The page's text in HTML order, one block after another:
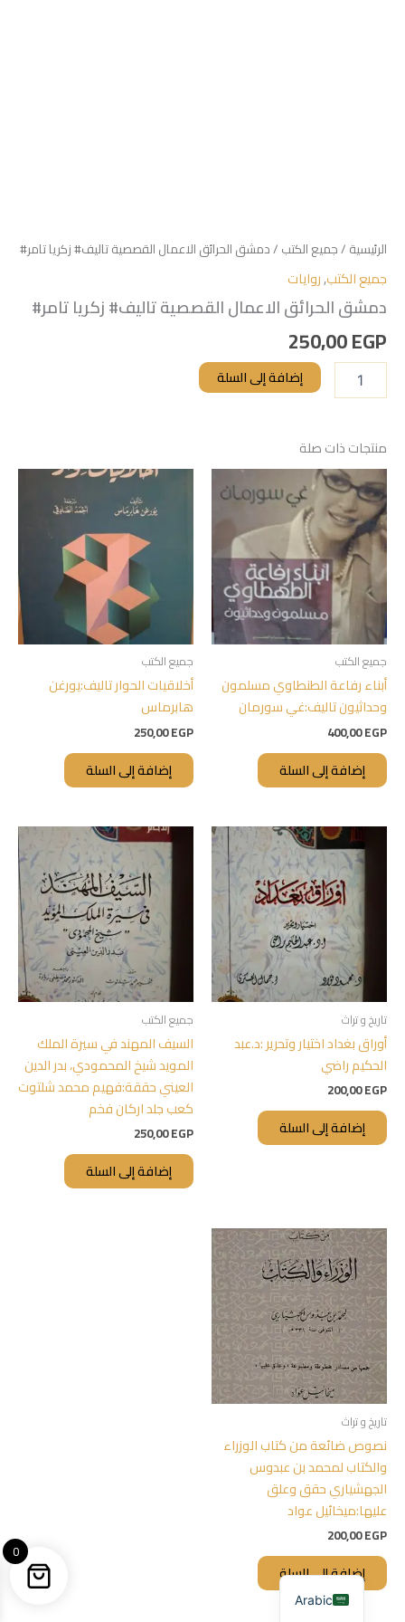
الرئيسية /جميع الكتب / دمشق الحرائق الاعمال القصصية تاليف# زكريا تامر#
جميع الكتب,روايات
دمشق الحرائق الاعمال القصصية تاليف# زكريا تامر#
250,00EGP
إضافة إلى السلة
منتجات ذات صلة
جميع الكتب
أبناء رفاعة الطنطاوي مسلمون
وحداثيون تاليف:غي سورمان
400,00EGP
إضافة إلى السلة
جميع الكتب
أخلاقيات الحوار تاليف:يورغن
هابرماس
250,00EGP
إضافة إلى السلة
تاريخ و تراث
أوراق بغداد اختيار وتحرير :د.عبد
الحكيم راضي
200,00EGP
إضافة إلى السلة
جميع الكتب
السيف المهند في سيرة الملك
المويد شيخ المحمودي، بدر الدين
العيني حققة:فهيم محمد شلتوت
كعب جلد اركان فخم
250,00EGP
إضافة إلى السلة
تاريخ و تراث
نصوص ضائعة من كتاب الوزراء
والكتاب لمحمد بن عبدوس
الجهشياري حقق وعلق
عليها:ميخائيل عواد
200,00EGP
إضافة إلى السلة
0
Arabic